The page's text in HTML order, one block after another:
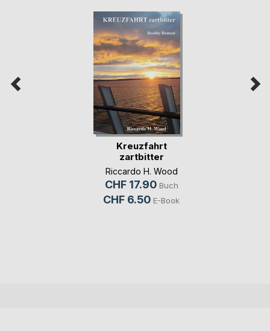
Kreuzfahrt
zartbitter
Riccardo H. Wood
CHF 17.90 Buch
CHF 6.50 E-Book